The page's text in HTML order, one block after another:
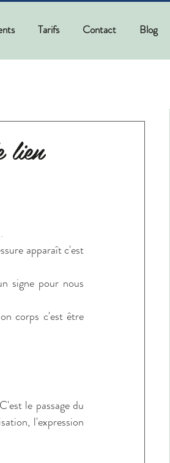
Tarifs Contact Blog
lien
apparaît c'est
signe pour nous
corps c'est être
le passage du
l'expression